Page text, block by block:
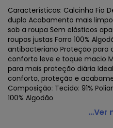
Características: Calcinha Fio
duplo Acabamento mais
sob a roupa Sem elásticos
roupas justas Forro 100%
antibacteriano Proteção para
conforto leve e toque macio
para mais proteção diária
conforto, proteção e
Composição: Tecido: 91%
100% Algodão
Love Secret - Calcinha Fio
...Ver